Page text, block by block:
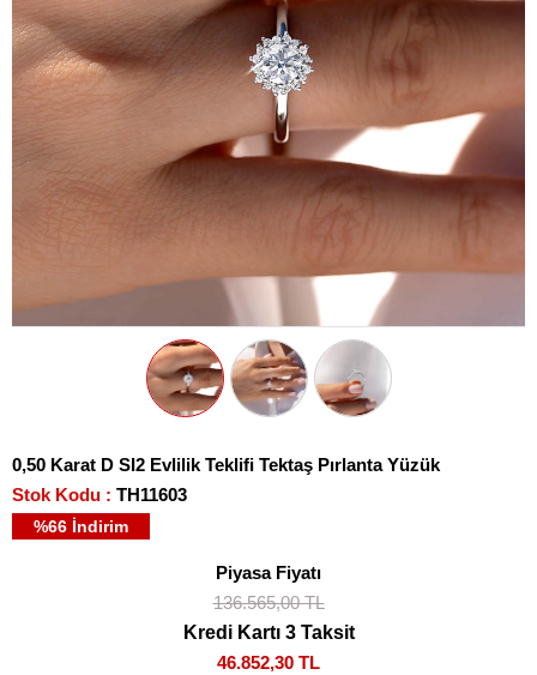
0,50 Karat D SI2 Evlilik Teklifi Tektaş Pırlanta Yüzük
Stok Kodu
TH11603
%66 İndirim
Piyasa Fiyatı
136.565,00 TL
Kredi Kartı 3 Taksit
46.852,30 TL